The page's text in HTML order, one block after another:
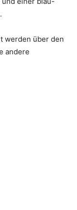
werden über den
andere